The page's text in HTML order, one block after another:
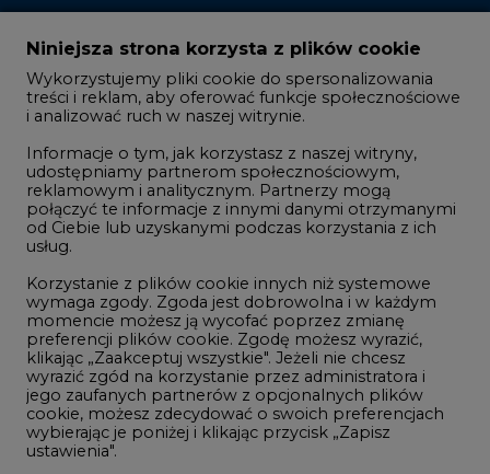
Zmiany kadrowe na rynku
Studio CIRE
Rozmowy o energetyce
Gospodarka
Geopolityka
LTE450
Innowacje i AI
Telekomunikacja i IT
Handel emisjami CO2
Wodór
Górnictwo
Niniejsza strona korzysta z plików cookie
Wykorzystujemy pliki cookie do spersonalizowania
treści i reklam, aby oferować funkcje społecznościowe
i analizować ruch w naszej witrynie.
Informacje o tym, jak korzystasz z naszej witryny,
udostępniamy partnerom społecznościowym,
reklamowym i analitycznym. Partnerzy mogą
połączyć te informacje z innymi danymi otrzymanymi
od Ciebie lub uzyskanymi podczas korzystania z ich
usług.
Korzystanie z plików cookie innych niż systemowe
wymaga zgody. Zgoda jest dobrowolna i w każdym
momencie możesz ją wycofać poprzez zmianę
preferencji plików cookie. Zgodę możesz wyrazić,
klikając „Zaakceptuj wszystkie". Jeżeli nie chcesz
wyrazić zgód na korzystanie przez administratora i
jego zaufanych partnerów z opcjonalnych plików
cookie, możesz zdecydować o swoich preferencjach
wybierając je poniżej i klikając przycisk „Zapisz
ustawienia".